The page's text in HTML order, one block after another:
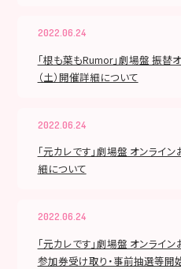
2022.06.24
「根も葉もRumor」劇場盤 振替
（土）開催詳細について
2022.06.24
「元カレです」劇場盤 オンライ
細について
2022.06.24
「元カレです」劇場盤 オンライ
参加券受け取り・事前抽選等開